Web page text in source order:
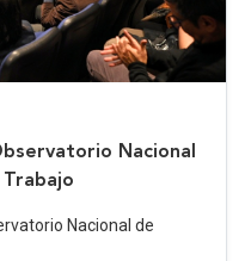
Nacional
Nacional de